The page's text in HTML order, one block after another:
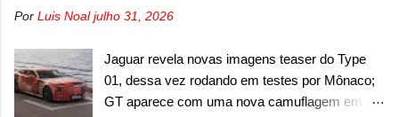
luzes diurnas (DRL) em LED na parte superior
por meio de uma barra em LED que passa
abaixo da barra prateada que aparece na parte
sup...
de seis lugares, dispostos em três filas de
será vendido com uma configuração padrão, de
cinco lugares (2+3), que entrou em regime de
pré-venda na China, indicando seu lançamento
Por Luis Noal julho 31, 2026
Jaguar revela novas imagens teaser do Type
01, dessa vez rodando em testes por Mônaco;
GT aparece com uma nova camuflagem em